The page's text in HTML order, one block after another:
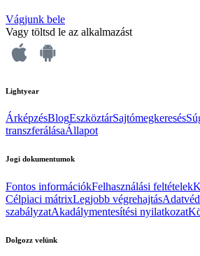
Vágjunk bele
Vagy töltsd le az alkalmazást
Lightyear
ÁrképzésBlogEszköztárSajtómegkeresés
transzferálásaÁllapot
Jogi dokumentumok
Fontos információkFelhasználási feltételek
Célpiaci mátrixLegjobb végrehajtás
szabályzatAkadálymentesítési nyilatkozat
Dolgozz velünk